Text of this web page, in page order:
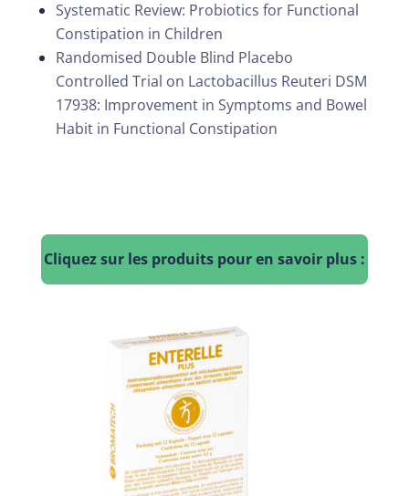
Systematic Review: Probiotics for Functional
Constipation in Children
Randomised Double Blind Placebo
Controlled Trial on Lactobacillus Reuteri DSM
17938: Improvement in Symptoms and Bowel
Habit in Functional Constipation
Cliquez sur les produits pour en savoir plus :